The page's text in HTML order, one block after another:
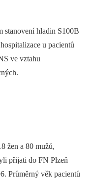
stanovení hladin S100B
u pacientů
ve vztahu
žen a 80 mužů,
přijati do FN Plzeň
Průměrný věk pacientů